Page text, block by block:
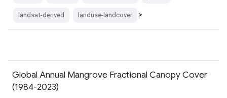
landsat-derived landuse-landcover >
Global Annual Mangrove Fractional Canopy Cover
(1984-2023)